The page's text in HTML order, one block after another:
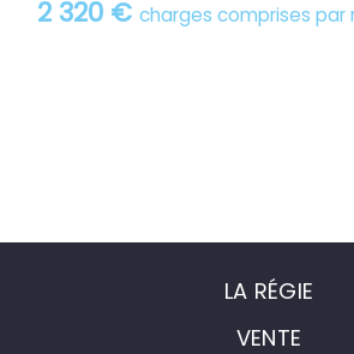
2 320 € charges comprises par
LA RÉGIE
VENTE